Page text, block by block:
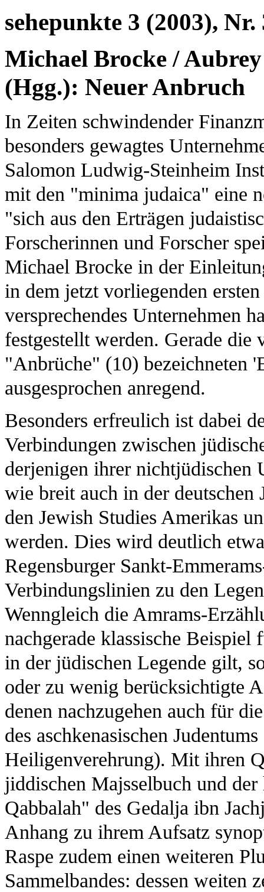
sehepunkte 3 (2003), Nr.
Michael Brocke /
(Hgg.): Neuer Anbruch
In Zeiten schwindender
besonders gewagtes
Salomon Ludwig-Steinheim
mit den "minima judaica" eine
"sich aus den Erträgen
Forscherinnen und Forscher
Michael Brocke in der
in dem jetzt vorliegenden
versprechendes Unternehmen
festgestellt werden. Gerade die
"Anbrüche" (10) bezeichneten
ausgesprochen anregend.
Besonders erfreulich ist dabei
Verbindungen zwischen
derjenigen ihrer nichtjüdischen
wie breit auch in der
den Jewish Studies Amerikas
werden. Dies wird deutlich
Regensburger Sankt-
Verbindungslinien zu den
Wenngleich die Amrams-
nachgerade klassische
in der jüdischen Legende gilt,
oder zu wenig berücksichtigte
denen nachzugehen auch für
des aschkenasischen
Heiligenverehrung). Mit ihren
jiddischen Majsselbuch und
Qabbalah" des Gedalja ibn
Anhang zu ihrem Aufsatz
Raspe zudem einen weiteren
Sammelbandes: dessen weiten